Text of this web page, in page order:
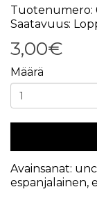
Tuotenumero:
Saatavuus:
3,00€
Määrä
Avainsanat: unc
espanjalainen,